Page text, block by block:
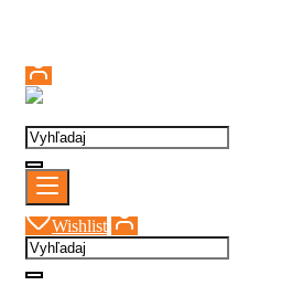
Wishlist